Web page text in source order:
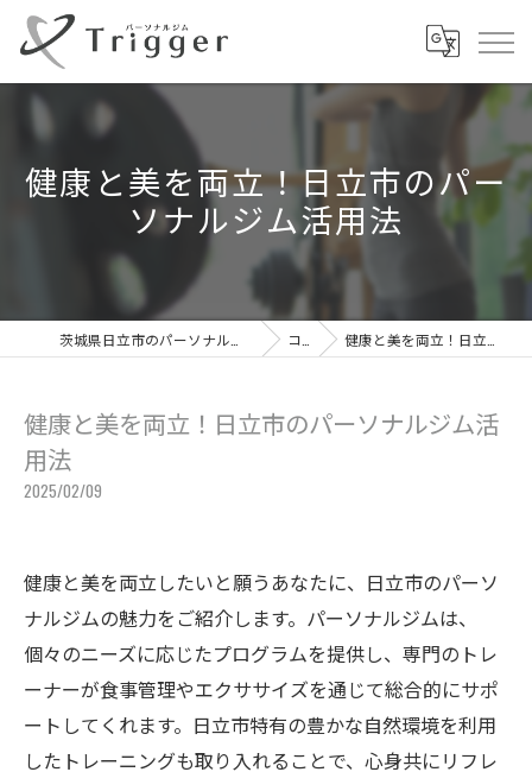
健康と美を両立！日立市のパー
ソナルジム活用法
コラム 健康と美を両立！日立市のパーソナルジム活用法
健康と美を両立！日立市のパーソナルジム活
用法
2025/02/09
健康と美を両立したいと願うあなたに、日立市のパーソ
ナルジムの魅力をご紹介します。パーソナルジムは、
個々のニーズに応じたプログラムを提供し、専門のトレ
ーナーが食事管理やエクササイズを通じて総合的にサポ
ートしてくれます。日立市特有の豊かな自然環境を利用
したトレーニングも取り入れることで、心身共にリフレ